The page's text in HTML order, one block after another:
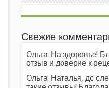
Свежие
Ольга: На здоровье!
отзыв и доверие к
Ольга: Наталья, до